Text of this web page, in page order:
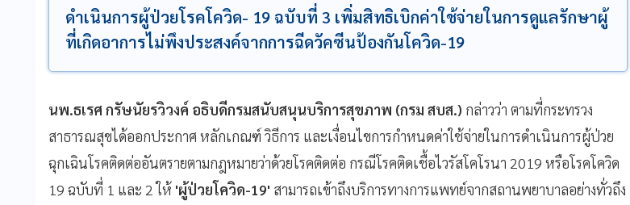
ดำเนินการผู้ป่วยโรคโควิด- 19 ฉบับที่ 3 เพิ่มสิทธิเบิกค่าใช้จ่ายในการดูแลรักษาผู้
ที่เกิดอาการไม่พึงประสงค์จากการฉีดวัคซีนป้องกันโควิด-19
นพ.ธเรศ กรัษนัยรวิวงค์ อธิบดีกรมสนับสนุนบริการสุขภาพ (กรม สบส.) กล่าวว่า ตามที่กระทรวง
สาธารณสุขได้ออกประกาศ หลักเกณฑ์ วิธีการ และเงื่อนไขการกำหนดค่าใช้จ่ายในการดำเนินการผู้ป่วย
ฉุกเฉินโรคติดต่ออันตรายตามกฎหมายว่าด้วยโรคติดต่อ กรณีโรคติดเชื้อไวรัสโคโรนา 2019 หรือโรคโควิด
19 ฉบับที่ 1 และ 2 ให้ 'ผู้ป่วยโควิด-19' สามารถเข้าถึงบริการทางการแพทย์จากสถานพยาบาลอย่างทั่วถึง